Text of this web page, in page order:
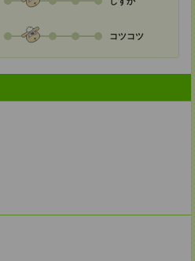
コツコツ